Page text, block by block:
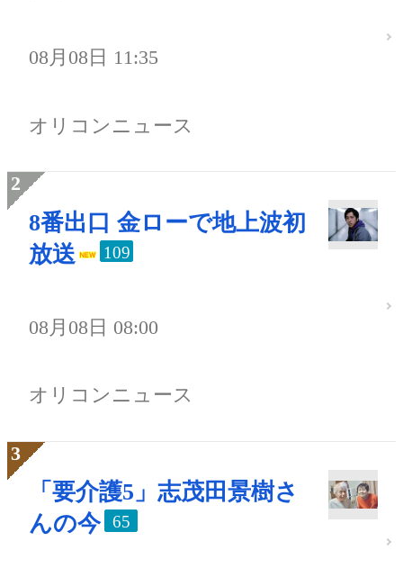
08月08日 11:35
オリコンニュース
8番出口 金ローで地上波初
放送
109
08月08日 08:00
オリコンニュース
「要介護5」志茂田景樹さ
んの今
65